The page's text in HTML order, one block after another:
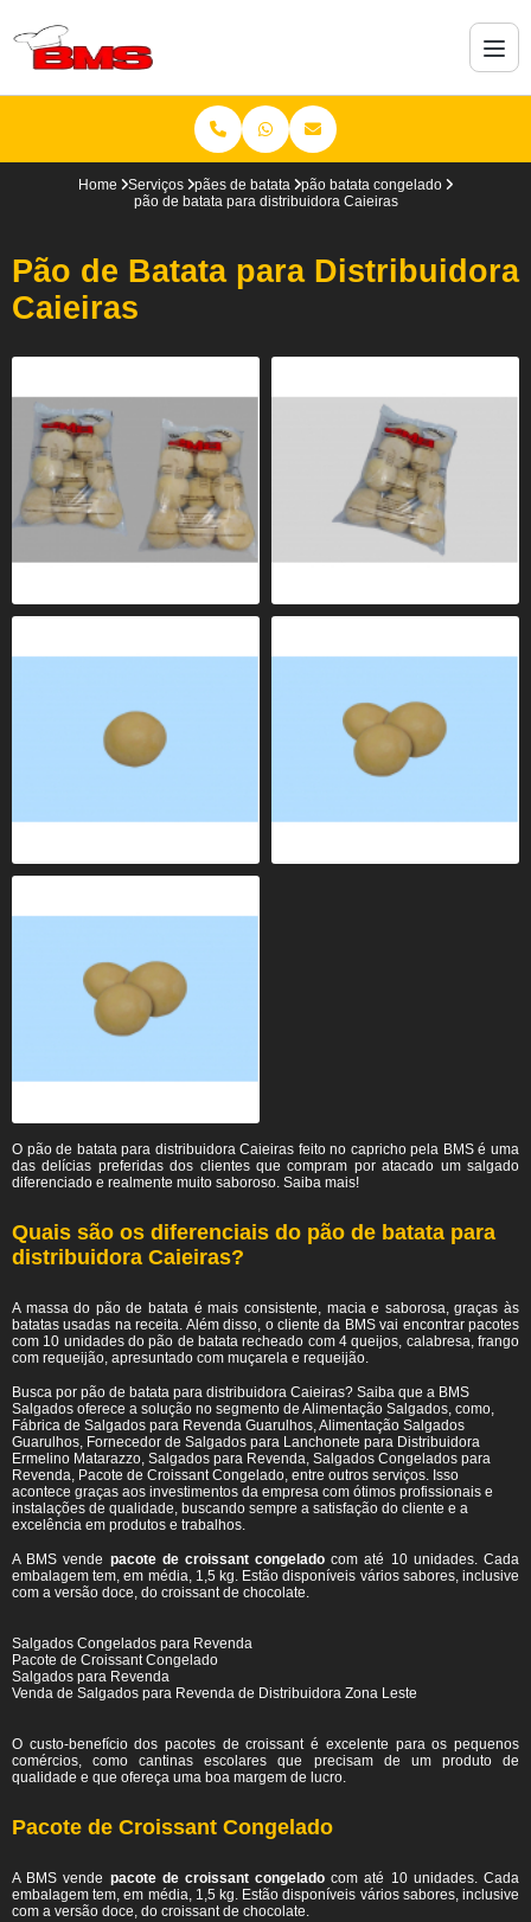
Home Serviços pães de batata
pão batata congelado
pão de batata para distribuidora Caieiras
Pão de Batata para Distribuidora
Caieiras
O pão de batata para distribuidora Caieiras feito no capricho pela BMS é uma
das delícias preferidas dos clientes que compram por atacado um salgado
diferenciado e realmente muito saboroso. Saiba mais!
Quais são os diferenciais do pão de batata para
distribuidora Caieiras?
A massa do pão de batata é mais consistente, macia e saborosa, graças às
batatas usadas na receita. Além disso, o cliente da BMS vai encontrar pacotes
com 10 unidades do pão de batata recheado com 4 queijos, calabresa, frango
com requeijão, apresuntado com muçarela e requeijão.
Busca por pão de batata para distribuidora Caieiras? Saiba que a BMS
Salgados oferece a solução no segmento de Alimentação Salgados, como,
Fábrica de Salgados para Revenda Guarulhos, Alimentação Salgados
Guarulhos, Fornecedor de Salgados para Lanchonete para Distribuidora
Ermelino Matarazzo, Salgados para Revenda, Salgados Congelados para
Revenda, Pacote de Croissant Congelado, entre outros serviços. Isso
acontece graças aos investimentos da empresa com ótimos profissionais e
instalações de qualidade, buscando sempre a satisfação do cliente e a
excelência em produtos e trabalhos.
A BMS vende pacote de croissant congelado com até 10 unidades. Cada
embalagem tem, em média, 1,5 kg. Estão disponíveis vários sabores, inclusive
com a versão doce, do croissant de chocolate.
Salgados Congelados para Revenda
Pacote de Croissant Congelado
Salgados para Revenda
Venda de Salgados para Revenda de Distribuidora Zona Leste
O custo-benefício dos pacotes de croissant é excelente para os pequenos
comércios, como cantinas escolares que precisam de um produto de
qualidade e que ofereça uma boa margem de lucro.
Pacote de Croissant Congelado
A BMS vende pacote de croissant congelado com até 10 unidades. Cada
embalagem tem, em média, 1,5 kg. Estão disponíveis vários sabores, inclusive
com a versão doce, do croissant de chocolate.